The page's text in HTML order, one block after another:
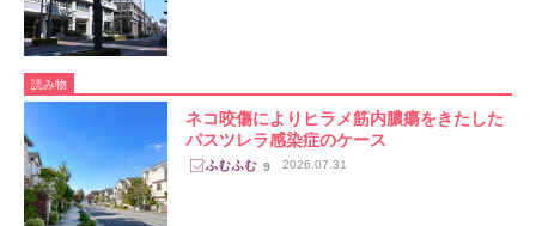
読み物
ネコ咬傷によりヒラメ筋内膿瘍をきたした
パスツレラ感染症のケース
9 2026.07.31